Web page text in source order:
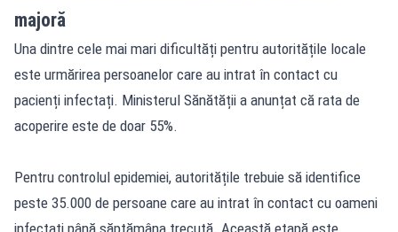
majoră
Una dintre cele mai mari dificultăți pentru autoritățile locale
este urmărirea persoanelor care au intrat în contact cu
pacienți infectați. Ministerul Sănătății a anunțat că rata de
acoperire este de doar 55%.
Pentru controlul epidemiei, autoritățile trebuie să identifice
peste 35.000 de persoane care au intrat în contact cu oameni